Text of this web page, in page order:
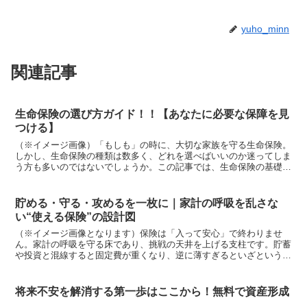
yuho_minn
関連記事
生命保険の選び方ガイド！！【あなたに必要な保障を見
つける】
（※イメージ画像）「もしも」の時に、大切な家族を守る生命保険。
しかし、生命保険の種類は数多く、どれを選べばいいのか迷ってしま
う方も多いのではないでしょうか。この記事では、生命保険の基礎知
貯める・守る・攻めるを一枚に｜家計の呼吸を乱さな
い“使える保険”の設計図
（※イメージ画像となります）保険は「入って安心」で終わりませ
ん。家計の呼吸を守る床であり、挑戦の天井を上げる支柱です。貯蓄
や投資と混線すると固定費が重くなり、逆に薄すぎるといざという時
将来不安を解消する第一歩はここから！無料で資産形成